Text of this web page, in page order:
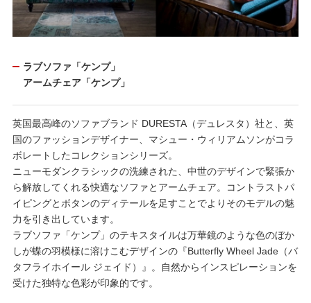
ラブソファ「ケンプ」
アームチェア「ケンプ」
英国最高峰のソファブランド DURESTA（デュレスタ）社と、英
国のファッションデザイナー、マシュー・ウィリアムソンがコラ
ボレートしたコレクションシリーズ。
ニューモダンクラシックの洗練された、中世のデザインで緊張か
ら解放してくれる快適なソファとアームチェア。コントラストパ
イピングとボタンのディテールを足すことでよりそのモデルの魅
力を引き出しています。
ラブソファ「ケンプ」のテキスタイルは万華鏡のような色のぼか
しが蝶の羽模様に溶けこむデザインの『Butterfly Wheel Jade（バ
タフライホイール ジェイド）』。自然からインスピレーションを
受けた独特な色彩が印象的です。